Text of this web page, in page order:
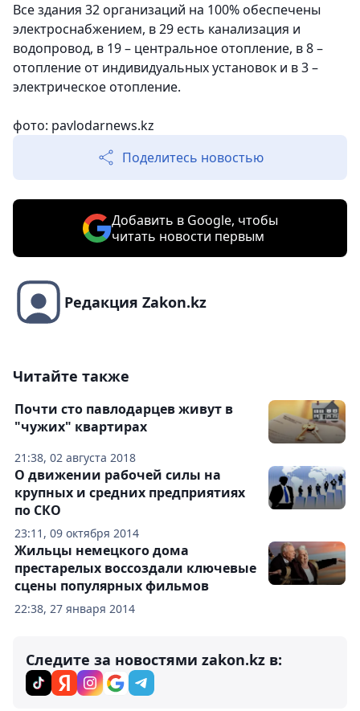
Все здания 32 организаций на 100% обеспечены
электроснабжением, в 29 есть канализация и
водопровод, в 19 – центральное отопление, в 8 –
отопление от индивидуальных установок и в 3 –
электрическое отопление.
фото: pavlodarnews.kz
Поделитесь новостью
Добавить в Google, чтобы
читать новости первым
Редакция Zakon.kz
Читайте также
21:38, 02 августа 2018
Почти сто павлодарцев живут в
"чужих" квартирах
23:11, 09 октября 2014
О движении рабочей силы на
крупных и средних предприятиях
по СКО
22:38, 27 января 2014
Жильцы немецкого дома
престарелых воссоздали ключевые
сцены популярных фильмов
Следите за новостями zakon.kz в: